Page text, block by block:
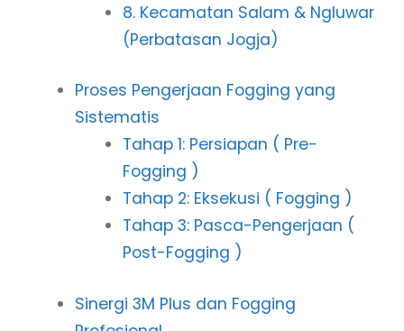
8. Kecamatan Salam & Ngluwar
(Perbatasan Jogja)
Proses Pengerjaan Fogging yang
Sistematis
Tahap 1: Persiapan ( Pre-
Fogging )
Tahap 2: Eksekusi ( Fogging )
Tahap 3: Pasca-Pengerjaan (
Post-Fogging )
Sinergi 3M Plus dan Fogging